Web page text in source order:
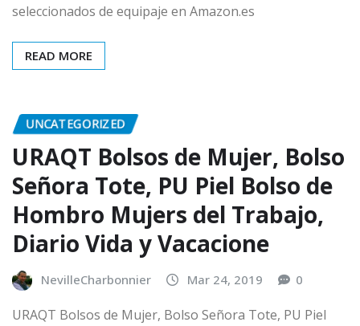
seleccionados de equipaje en Amazon.es
READ MORE
UNCATEGORIZED
URAQT Bolsos de Mujer, Bolso
Señora Tote, PU Piel Bolso de
Hombro Mujers del Trabajo,
Diario Vida y Vacacione
NevilleCharbonnier Mar 24, 2019 0
URAQT Bolsos de Mujer, Bolso Señora Tote, PU Piel